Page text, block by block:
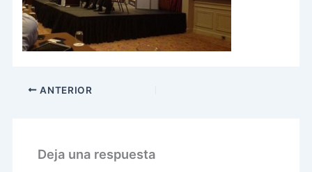
ANTERIOR
Deja una respuesta